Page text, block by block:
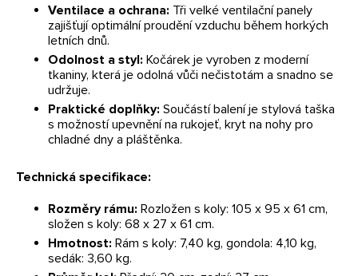
Ventilace a ochrana: Tři velké ventilační panely
zajišťují optimální proudění vzduchu během horkých
letních dnů.
Odolnost a styl: Kočárek je vyroben z moderní
tkaniny, která je odolná vůči nečistotám a snadno se
udržuje.
Praktické doplňky: Součástí balení je stylová taška
s možností upevnění na rukojeť, kryt na nohy pro
chladné dny a pláštěnka.
Technická specifikace:
Rozměry rámu: Rozložen s koly: 105 x 95 x 61 cm,
složen s koly: 68 x 27 x 61 cm.
Hmotnost: Rám s koly: 7,40 kg, gondola: 4,10 kg,
sedák: 3,60 kg.